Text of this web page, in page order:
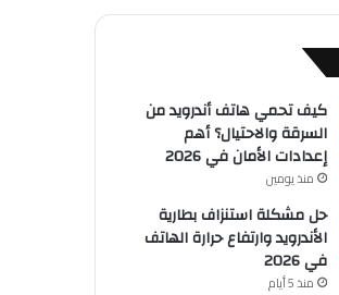
كيف تحمي هاتف أندرويد من
السرقة والاحتيال؟ أهم
إعدادات الأمان في 2026
منذ يومين
حل مشكلة استنزاف بطارية
الأندرويد وارتفاع حرارة الهاتف
في 2026
منذ 5 أيام